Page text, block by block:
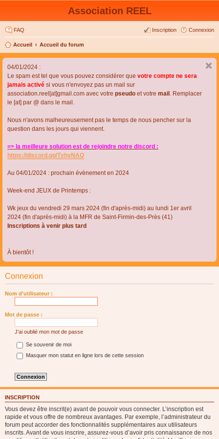
Association REEL
FAQ Connexion
Inscription
Accueil Accueil du forum
04/01/2024 :
Le spam est tel que vous pouvez considérer que votre compte ne sera
jamais activé si vous n'envoyez pas un mail sur
association.reel[at]gmail.com avec votre pseudo et votre mail . Remplacer
le [at] par @ dans le mail.
Nous n'avons malheureusement pas le temps de nous pencher sur la
question dans les jours qui viennent.
=> la meilleure solution est de rejoindre notre discord :
https://discord.gg/TvhyNAQ
Au 04/01/2024 : prochain évènement en 2024
Week-end JEUX de Printemps :
Wk jeux du vendredi 29 mars 2024 (fin d'après-midi) au lundi 1er avril
2024 (fin d'après-midi) à la MFR de Saint-Firmin-des-Près (41)
Inscriptions à venir plus tard
À bientôt !
Connexion
Nom d’utilisateur :
Mot de passe :
J’ai oublié mon mot de passe
Se souvenir de moi
Masquer mon statut en ligne lors de cette session
INSCRIPTION
Vous devez être inscrit(e) avant de pouvoir vous connecter. L’inscription est
rapide et vous offre de nombreux avantages. Par exemple, l’administrateur du
forum peut accorder des fonctionnalités supplémentaires aux utilisateurs
inscrits. Avant de vous inscrire, assurez-vous d’avoir pris connaissance de nos